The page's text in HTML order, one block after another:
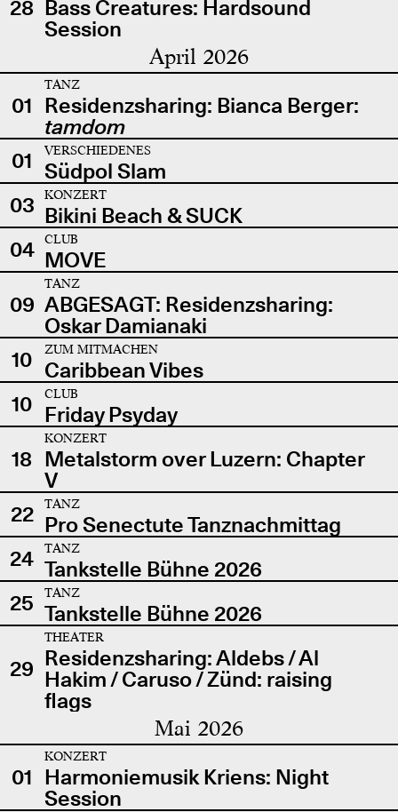
28 Bass Creatures: Hardsound
Session
April 2026
01
TANZ
Residenzsharing: Bianca Berger:
tamdom
01
VERSCHIEDENES
Südpol Slam
03
KONZERT
Bikini Beach & SUCK
04
CLUB
MOVE
09
TANZ
ABGESAGT: Residenzsharing:
Oskar Damianaki
10
ZUM MITMACHEN
Caribbean Vibes
10
CLUB
Friday Psyday
18
KONZERT
Metalstorm over Luzern: Chapter
V
22
TANZ
Pro Senectute Tanznachmittag
24
TANZ
Tankstelle Bühne 2026
25
TANZ
Tankstelle Bühne 2026
29
THEATER
Residenzsharing: Aldebs / Al
Hakim / Caruso / Zünd: raising
flags
Mai 2026
01
KONZERT
Harmoniemusik Kriens: Night
Session